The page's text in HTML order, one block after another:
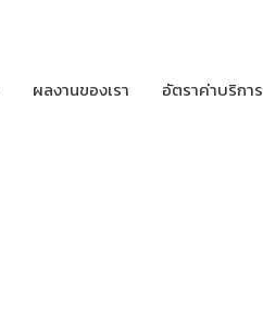
ผลงานของเรา อัตราค่าบริการ